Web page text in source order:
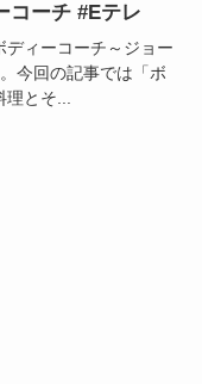
コーチ #Eテレ
ィーコーチ～ジョー
今回の記事では「ボ
理とそ...